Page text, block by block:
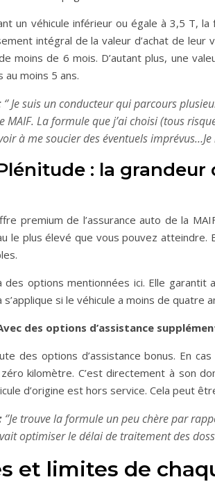
un véhicule inférieur ou égale à 3,5 T,
intégral de la valeur d’achat de leur
moins de 6 mois. D’autant plus, une
au moins 5 ans.
‘’ Je suis un conducteur qui parcours
MAIF. La formule que j’ai choisi (tous
à me soucier des éventuels imprévus…Je
: la
premium de l’assurance auto de la
le plus élevé que vous pouvez
options mentionnées ici. Elle garantit
s’applique si le véhicule a moins de quatre
des options d’assistance
des options d’assistance bonus. En
kilomètre. C’est directement à son
d’origine est hors service. Cela peut
‘’Je trouve la formule un peu chère par
optimiser le délai de traitement des
et limites de